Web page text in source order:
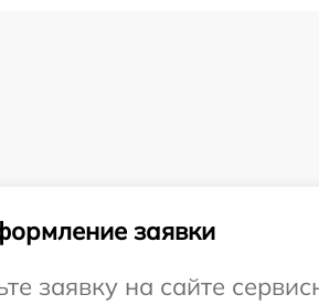
заявки
заявку на сайте